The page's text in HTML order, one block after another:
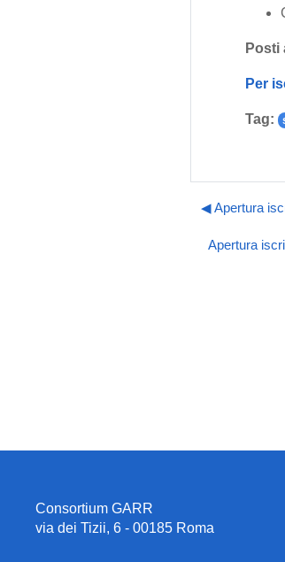
Posti
Per
Tag:
◀︎ Apertura
Apertura
Consortium GARR
via dei Tizii, 6 - 00185 Roma